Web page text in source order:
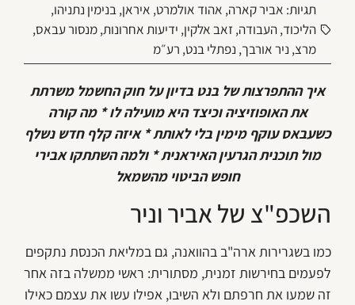
תגיות: אביר קארה, אהוד אולמרט, איראן,בנימין נתניהו,
הליכוד,העבודה,זאב אלקין, ידיעות אחרונות,מנסור עבאס,
מרצ, ניר אורבך, נפתלי בנט, רע״מ
איך ההתפרצות של בנט בדיון על חוק החשמל משרתת
את האופוזיציה וכיצד היא מועילה לו * מה קורה
כשעבאס עוקף מימין בלי לאותת * איזה קלף חדש נשלף
מול תוכנית הגרעין האיראנית * ולמה השתתקו אבירי
חופש הביטוי מהשמאל
השכפ"צ של אביר וניר
כמו בשגרירות ארה"ב בהוואנה, גם במליאת הכנסת נתקפים
לפעמים בחירשות זמנית, מסתורית: ראשי ממשלה בזה אחר
זה שמעו את חרפתם ולא השיבו, אפילו עשו את עצמם כאילו